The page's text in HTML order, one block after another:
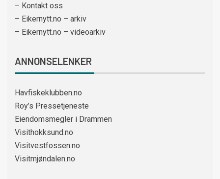
– Kontakt oss
– Eikernytt.no – arkiv
– Eikernytt.no – videoarkiv
ANNONSELENKER
Havfiskeklubben.no
Roy’s Pressetjeneste
Eiendomsmegler i Drammen
Visithokksund.no
Visitvestfossen.no
Visitmjøndalen.no